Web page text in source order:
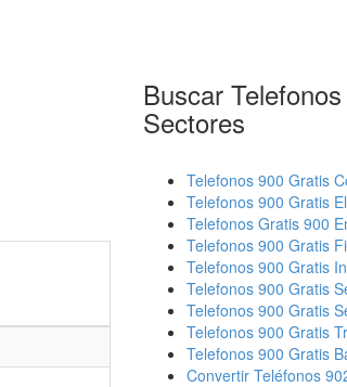
Buscar
Sectores
Telefonos 900 Gratis
Telefonos 900 Gratis
Telefonos Gratis 900
Telefonos 900 Gratis
Telefonos 900 Gratis
Telefonos 900 Gratis
Telefonos 900 Gratis
Telefonos 900 Gratis
Telefonos 900 Gratis
Convertir Teléfonos